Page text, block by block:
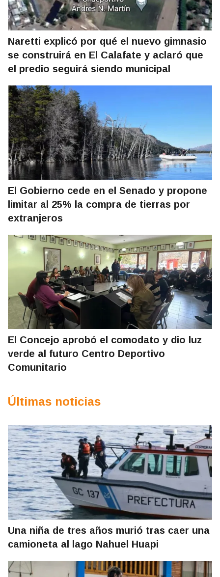
Naretti explicó por qué el nuevo gimnasio
se construirá en El Calafate y aclaró que
el predio seguirá siendo municipal
El Gobierno cede en el Senado y propone
limitar al 25% la compra de tierras por
extranjeros
El Concejo aprobó el comodato y dio luz
verde al futuro Centro Deportivo
Comunitario
Últimas noticias
Una niña de tres años murió tras caer una
camioneta al lago Nahuel Huapi